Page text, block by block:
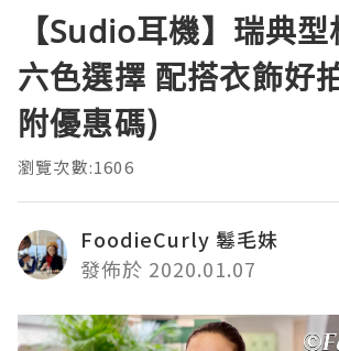
【Sudio耳機】瑞典
六色選擇 配搭衣飾好
附優惠碼)
瀏覽次數:1606
FoodieCurly 鬈毛妹
發佈於 2020.01.07